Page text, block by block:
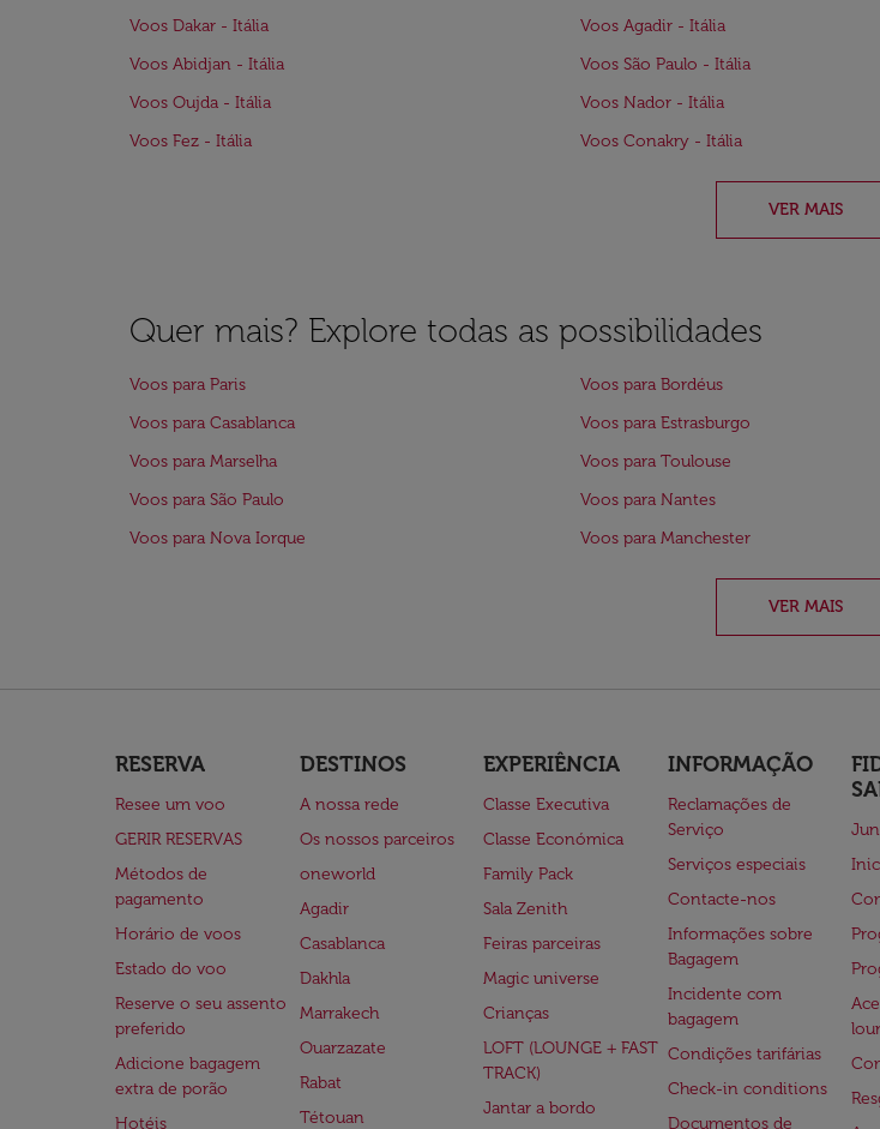
Voos Dakar - Itália
Voos Agadir - Itália
Voos Abidjan - Itália
Voos São Paulo - Itália
Voos Oujda - Itália
Voos Nador - Itália
Voos Fez - Itália
Voos Conakry - Itália
VER MAIS
Quer mais? Explore todas as possibilidades
Voos para Paris Voos para Bordéus
Voos para Casablanca
Voos para Estrasburgo
Voos para Marselha
Voos para Toulouse
Voos para São Paulo
Voos para Nantes
Voos para Nova Iorque
Voos para Manchester
VER MAIS
RESERVA
Resee um voo
GERIR RESERVAS
Métodos de
pagamento
Horário de voos
Estado do voo
Reserve o seu assento
preferido
Adicione bagagem
extra de porão
Hotéis
DESTINOS
A nossa rede
Os nossos parceiros
oneworld
Agadir
Casablanca
Dakhla
Marrakech
Ouarzazate
Rabat
Tétouan
EXPERIÊNCIA
Classe Executiva
Classe Económica
Family Pack
Sala Zenith
Feiras parceiras
Magic universe
Crianças
LOFT (LOUNGE + FAST
TRACK)
Jantar a bordo
INFORMAÇÃO
Reclamações de
Serviço
Serviços especiais
Contacte-nos
Informações sobre
Bagagem
Incidente com
bagagem
Condições tarifárias
Check-in conditions
Documentos de